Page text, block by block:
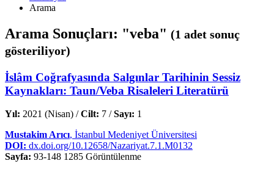
Arama
Arama Sonuçları: "veba" (1 adet sonuç
gösteriliyor)
İslâm Coğrafyasında Salgınlar Tarihinin Sessiz
Kaynakları: Taun/Veba Risaleleri Literatürü
Yıl: 2021 (Nisan) /Cilt: 7 /Sayı: 1
Mustakim Arıcı, İstanbul Medeniyet Üniversitesi
DOI: dx.doi.org/10.12658/Nazariyat.7.1.M0132
Sayfa: 93-148 1285 Görüntülenme